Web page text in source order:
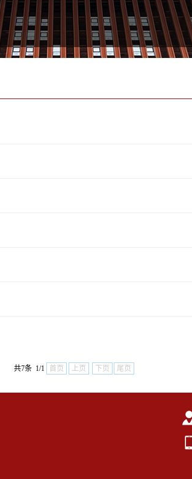
共7条 1/1 首页 上页 下页 尾页